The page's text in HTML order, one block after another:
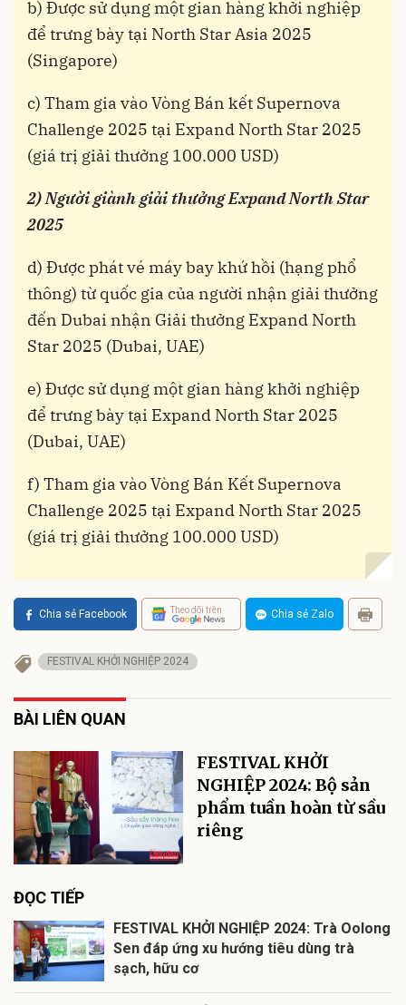
b) Được sử dụng một gian hàng khởi nghiệp
để trưng bày tại North Star Asia 2025
(Singapore)
c) Tham gia vào Vòng Bán kết Supernova
Challenge 2025 tại Expand North Star 2025
(giá trị giải thưởng 100.000 USD)
2) Người giành giải thưởng Expand North Star
2025
d) Được phát vé máy bay khứ hồi (hạng phổ
thông) từ quốc gia của người nhận giải thưởng
đến Dubai nhận Giải thưởng Expand North
Star 2025 (Dubai, UAE)
e) Được sử dụng một gian hàng khởi nghiệp
để trưng bày tại Expand North Star 2025
(Dubai, UAE)
f) Tham gia vào Vòng Bán Kết Supernova
Challenge 2025 tại Expand North Star 2025
(giá trị giải thưởng 100.000 USD)
Chia sẻ Facebook Theo dõi trên Chia sẻ Zalo
FESTIVAL KHỞI NGHIỆP 2024
BÀI LIÊN QUAN
FESTIVAL KHỞI
NGHIỆP 2024: Bộ sản
phẩm tuần hoàn từ sầu
riêng
ĐỌC TIẾP
FESTIVAL KHỞI NGHIỆP 2024: Trà Oolong
Sen đáp ứng xu hướng tiêu dùng trà
sạch, hữu cơ